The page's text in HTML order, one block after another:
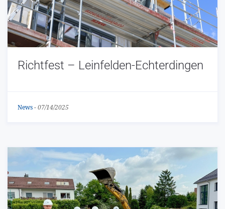
Richtfest – Leinfelden-Echterdingen
News - 07/14/2025